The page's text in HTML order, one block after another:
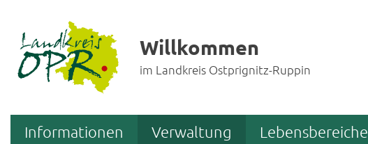
Willkommen
im Landkreis Ostprignitz-Ruppin
Informationen Verwaltung Lebensbereiche